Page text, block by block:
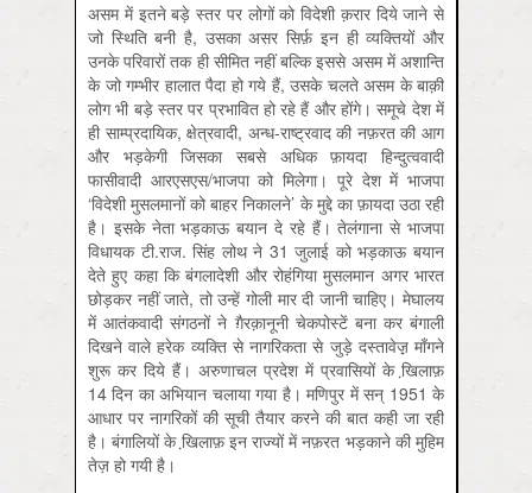
असम में इतने बड़े स्तर पर लोगों को विदेशी क़रार दिये जाने से
जो स्थिति बनी है, उसका असर सिर्फ़ इन ही व्यक्तियों और
उनके परिवारों तक ही सीमित नहीं बल्कि इससे असम में अशान्ति
के जो गम्भीर हालात पैदा हो गये हैं, उसके चलते असम के बाक़ी
लोग भी बड़े स्तर पर प्रभावित हो रहे हैं और होंगे। समूचे देश में
ही साम्प्रदायिक, क्षेत्रवादी, अन्ध-राष्ट्रवाद की नफ़रत की आग
और भड़केगी जिसका सबसे अधिक फ़ायदा हिन्दुत्ववादी
फासीवादी आरएसएस/भाजपा को मिलेगा। पूरे देश में भाजपा
‘विदेशी मुसलमानों को बाहर निकालने’ के मुद्दे का फ़ायदा उठा रही
है। इसके नेता भड़काऊ बयान दे रहे हैं। तेलंगाना से भाजपा
विधायक टी.राज. सिंह लोथ ने 31 जुलाई को भड़काऊ बयान
देते हुए कहा कि बंगलादेशी और रोहंगिया मुसलमान अगर भारत
छोड़कर नहीं जाते, तो उन्हें गोली मार दी जानी चाहिए। मेघालय
में आतंकवादी संगठनों ने ग़ैरक़ानूनी चेकपोस्टें बना कर बंगाली
दिखने वाले हरेक व्यक्ति से नागरिकता से जुड़े दस्तावेज़़ माँगने
शुरू कर दिये हैं। अरुणाचल प्रदेश में प्रवासियों के खि़लाफ़
14 दिन का अभियान चलाया गया है। मणिपुर में सन् 1951 के
आधार पर नागरिकों की सूची तैयार करने की बात कही जा रही
है। बंगालियों के खि़लाफ़ इन राज्यों में नफ़रत भड़काने की मुहिम
तेज़ हो गयी है।